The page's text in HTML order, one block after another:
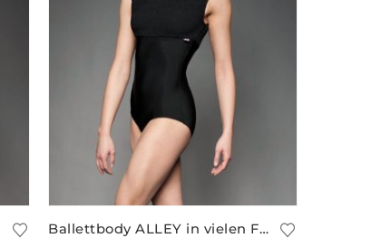
Ballettbody ALLEY in vielen Farben